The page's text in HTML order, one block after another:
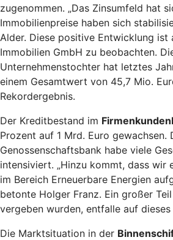
zugenommen. „Das Zinsumfeld hat
Immobilienpreise haben sich
Alder. Diese positive Entwicklung ist
Immobilien GmbH zu beobachten.
Unternehmenstochter hat letztes
einem Gesamtwert von 45,7 Mio.
Rekordergebnis.
Der Kreditbestand im
Prozent auf 1 Mrd. Euro gewachsen.
Genossenschaftsbank habe viele
intensiviert. „Hinzu kommt, dass wir
im Bereich Erneuerbare Energien
betonte Holger Franz. Ein großer
vergeben wurden, entfalle auf dieses
Die Marktsituation in der